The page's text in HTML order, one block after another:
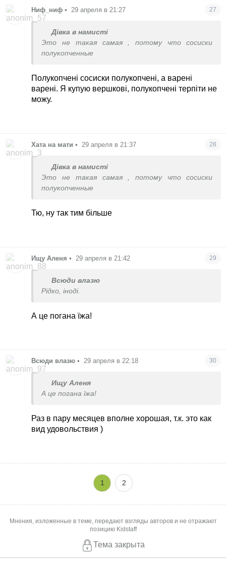
Ниф_ниф • 29 апреля в 21:27 27
Дівка в намисті
Это не такая самая , потому что сосиски
полукопченные
Полукопчені сосиски полукопчені, а варені
варені. Я купую вершкові, полукопчені терпіти не
можу.
Хата на мати • 29 апреля в 21:37 28
Дівка в намисті
Это не такая самая , потому что сосиски
полукопченные
Тю, ну так тим більше
Ищу Аленя • 29 апреля в 21:42 29
Всюди влазю
Рідко, іноді.
А це погана їжа!
Всюди влазю • 29 апреля в 22:18 30
Ищу Аленя
А це погана їжа!
Раз в пару месяцев вполне хорошая, т.к. это как
вид удовольствия )
1 2
Мнения, изложенные в теме, передают взгляды авторов и не отражают
позицию Kidstaff
Тема закрыта